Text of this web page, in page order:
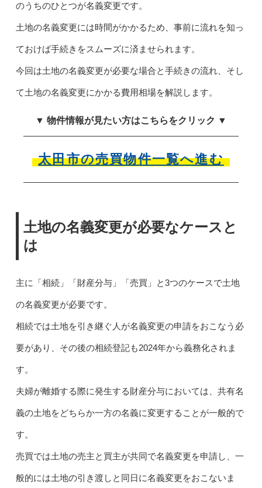
のうちのひとつが名義変更です。
土地の名義変更には時間がかかるため、事前に流れを知っ
ておけば手続きをスムーズに済ませられます。
今回は土地の名義変更が必要な場合と手続きの流れ、そし
て土地の名義変更にかかる費用相場を解説します。
▼ 物件情報が見たい方はこちらをクリック ▼
太田市の売買物件一覧へ進む
土地の名義変更が必要なケースと
は
主に「相続」「財産分与」「売買」と3つのケースで土地
の名義変更が必要です。
相続では土地を引き継ぐ人が名義変更の申請をおこなう必
要があり、その後の相続登記も2024年から義務化されま
す。
夫婦が離婚する際に発生する財産分与においては、共有名
義の土地をどちらか一方の名義に変更することが一般的で
す。
売買では土地の売主と買主が共同で名義変更を申請し、一
般的には土地の引き渡しと同日に名義変更をおこないま